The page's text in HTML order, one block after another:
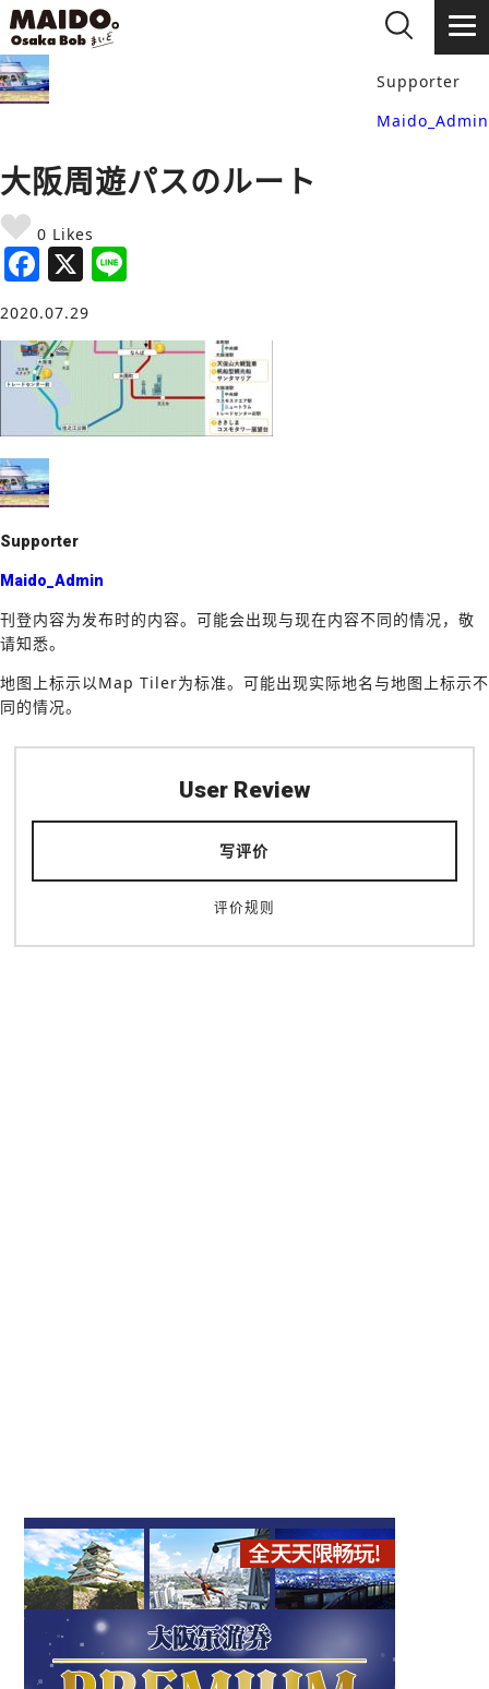
Supporter
Maido_Admin
大阪周遊パスのルート
0 Likes
F
a
c
e
b
o
o
k
X
e
2020.07.29
Supporter
Maido_Admin
刊登内容为发布时的内容。可能会出现与现在内容不同的情况，敬
请知悉。
地图上标示以Map Tiler为标准。可能出现实际地名与地图上标示不
同的情况。
User Review
写评价
评价规则